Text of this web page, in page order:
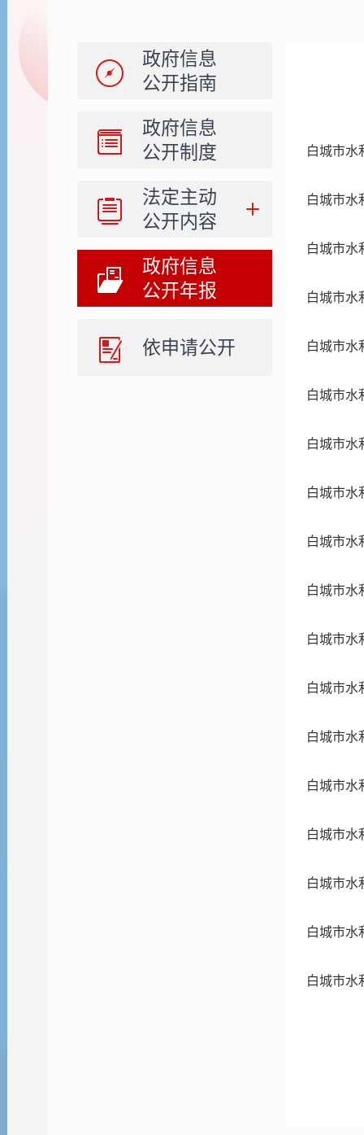
政府信息
公开指南
政府信息
公开制度
法定主动
公开内容
政府信息
公开年报
依申请公开
白城市水
白城市水
白城市水
白城市水
白城市水
白城市水
白城市水
白城市水
白城市水
白城市水
白城市水
白城市水
白城市水
白城市水
白城市水
白城市水
白城市水
白城市水